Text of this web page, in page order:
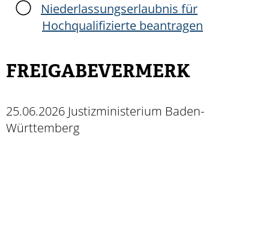
Niederlassungserlaubnis für
Hochqualifizierte beantragen
FREIGABEVERMERK
25.06.2026 Justizministerium Baden-
Württemberg